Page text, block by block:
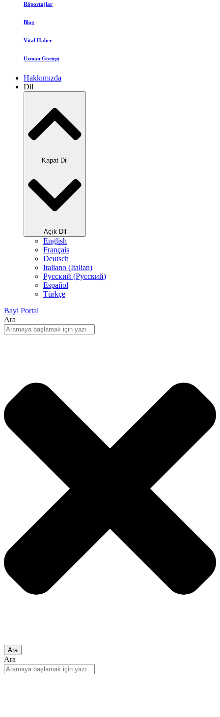
Röportajlar
Blog
Vital Haber
Uzman Görüşü
Hakkımızda
Dil
Kapat Dil
Açık Dil
English
Français
Deutsch
Italiano (Italian)
Русский (Pусский)
Español
Türkçe
Bayi Portal
Ara
Ara
Ara